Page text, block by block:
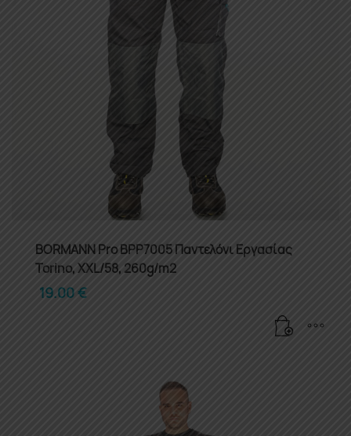
BORMANN Pro BPP7005 Παντελόνι Εργασίας
Torino, XXL/58, 260g/m2
19.00€